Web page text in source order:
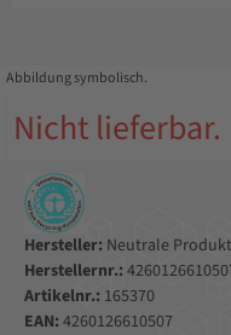
Abbildung symbolisch.
Nicht lieferbar.
Hersteller: Neutrale
Herstellernr.:
Artikelnr.: 165370
EAN: 4260126610507